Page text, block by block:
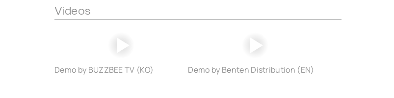
Videos
Demo by BUZZBEE TV (KO) Demo by Benten Distribution (EN)